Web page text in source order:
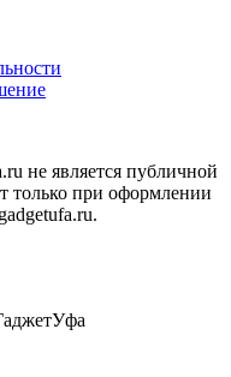
не является публичной
только при оформлении